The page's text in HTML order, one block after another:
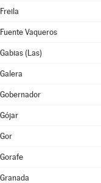
Freila
Fuente Vaqueros
Gabias (Las)
Galera
Gobernador
Gójar
Gor
Gorafe
Granada